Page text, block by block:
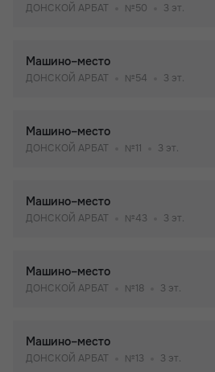
ДОНСКОЙ АРБАТ №50 3 эт.
Машино–место
ДОНСКОЙ АРБАТ №54 3 эт.
Машино–место
ДОНСКОЙ АРБАТ №11 3 эт.
Машино–место
ДОНСКОЙ АРБАТ №43 3 эт.
Машино–место
ДОНСКОЙ АРБАТ №18 3 эт.
Машино–место
ДОНСКОЙ АРБАТ №13 3 эт.